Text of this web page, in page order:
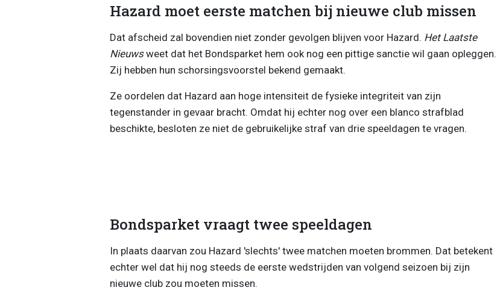
Hazard moet eerste matchen bij nieuwe club missen
Dat afscheid zal bovendien niet zonder gevolgen blijven voor Hazard. Het Laatste
Nieuwsweet dat het Bondsparket hem ook nog een pittige sanctie wil gaan opleggen.
Zij hebben hun schorsingsvoorstel bekend gemaakt.
Ze oordelen dat Hazard aan hoge intensiteit de fysieke integriteit van zijn
tegenstander in gevaar bracht. Omdat hij echter nog over een blanco strafblad
beschikte, besloten ze niet de gebruikelijke straf van drie speeldagen te vragen.
Bondsparket vraagt twee speeldagen
In plaats daarvan zou Hazard 'slechts' twee matchen moeten brommen. Dat betekent
echter wel dat hij nog steeds de eerste wedstrijden van volgend seizoen bij zijn
nieuwe club zou moeten missen.